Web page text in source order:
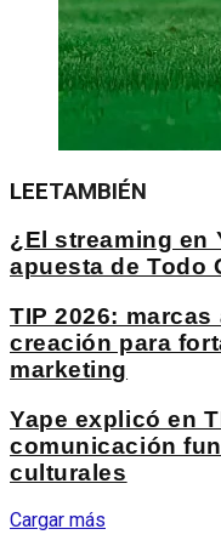
LEETAMBIÉN
¿El streaming en
apuesta de Todo
TIP 2026:
creación para
marketing
Yape explicó en
comunicación
culturales
Cargar más